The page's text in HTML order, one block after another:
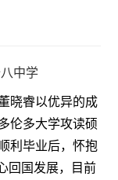
中学
晓睿以优异的成
伦多大学攻读硕
利毕业后，怀抱
回国发展，目前